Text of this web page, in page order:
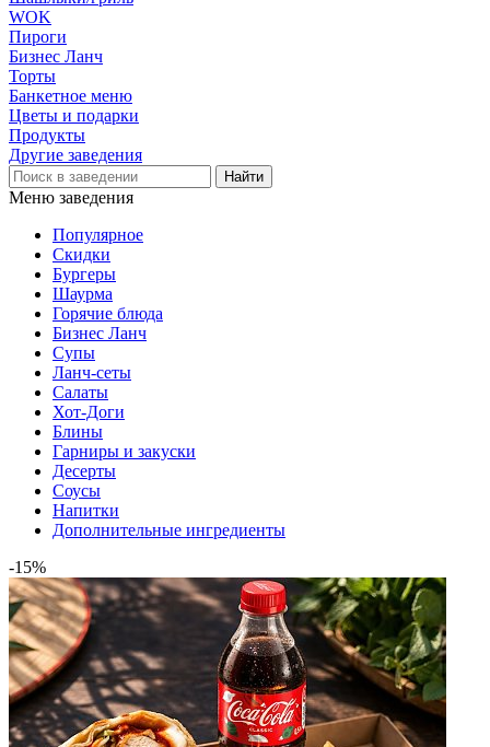
WOK
Пироги
Бизнес Ланч
Торты
Банкетное меню
Цветы и подарки
Продукты
Другие заведения
Меню заведения
Популярное
Скидки
Бургеры
Шаурма
Горячие блюда
Бизнес Ланч
Супы
Ланч-сеты
Салаты
Хот-Доги
Блины
Гарниры и закуски
Десерты
Соусы
Напитки
Дополнительные ингредиенты
-15%